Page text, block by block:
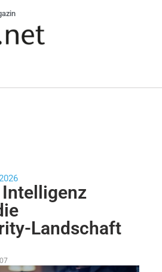
Landschaft